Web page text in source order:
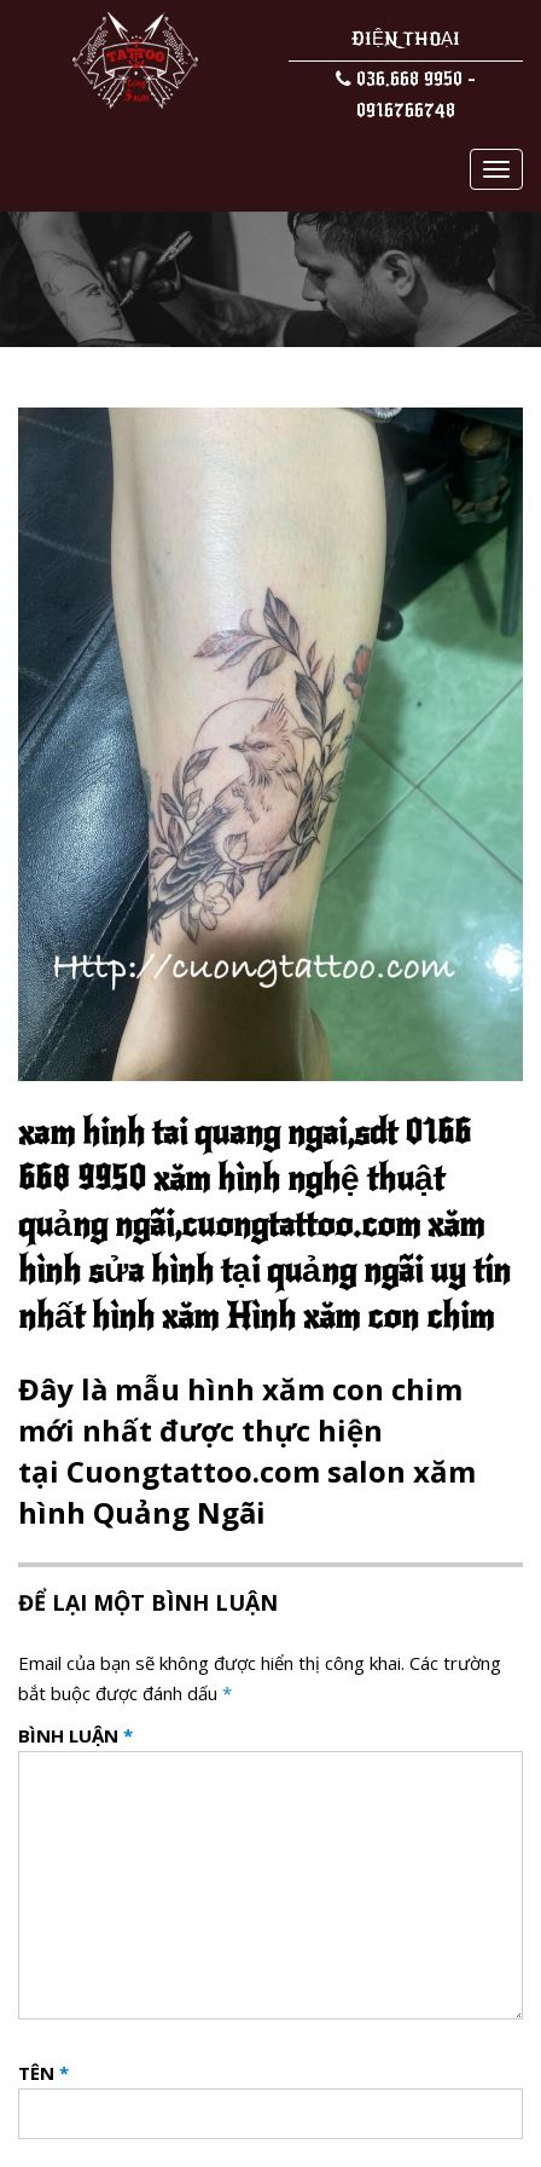
ĐIỆN THOẠI
036.668 9950 -
0916766748
xam hinh tai quang ngai,sdt 0166
668 9950 xăm hình nghệ thuật
quảng ngãi,cuongtattoo.com xăm
hình sửa hình tại quảng ngãi uy tín
nhất hình xăm Hình xăm con chim
Đây là mẫu hình xăm con chim
mới nhất được thực hiện
tại Cuongtattoo.com salon xăm
hình Quảng Ngãi
ĐỂ LẠI MỘT BÌNH LUẬN
Email của bạn sẽ không được hiển thị công khai. Các trường
bắt buộc được đánh dấu *
BÌNH LUẬN *
TÊN *